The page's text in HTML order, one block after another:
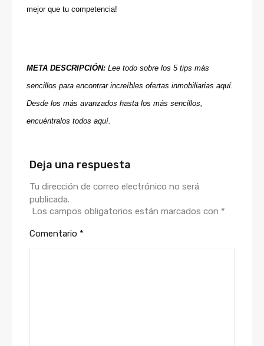
mejor que tu competencia!
META DESCRIPCIÓN: Lee todo sobre los 5 tips más
sencillos para encontrar increíbles ofertas inmobiliarias aquí.
Desde los más avanzados hasta los más sencillos,
encuéntralos todos aquí.
Deja una respuesta
Tu dirección de correo electrónico no será
publicada.
Los campos obligatorios están marcados con *
Comentario *